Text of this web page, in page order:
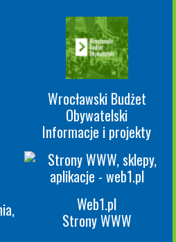
Wrocławski Budżet
Obywatelski
Informacje i projekty
Web1.pl
Strony WWW